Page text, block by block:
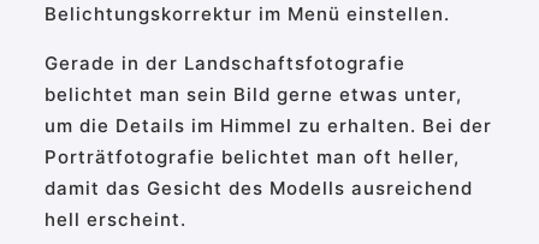
Belichtungskorrektur im Menü einstellen.
Gerade in der Landschaftsfotografie
belichtet man sein Bild gerne etwas unter,
um die Details im Himmel zu erhalten. Bei der
Porträtfotografie belichtet man oft heller,
damit das Gesicht des Modells ausreichend
hell erscheint.